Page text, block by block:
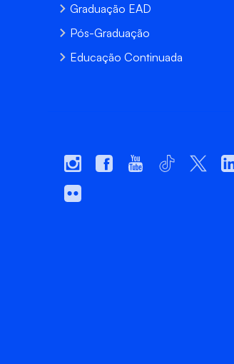
Graduação EAD
Pós-Graduação
Educação Continuada